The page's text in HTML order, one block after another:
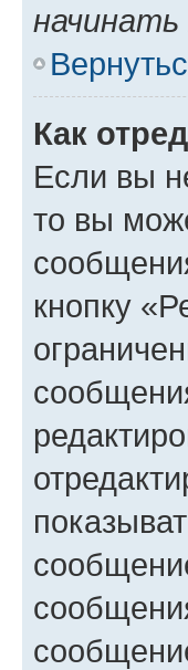
Как
Если вы
то вы
кнопку